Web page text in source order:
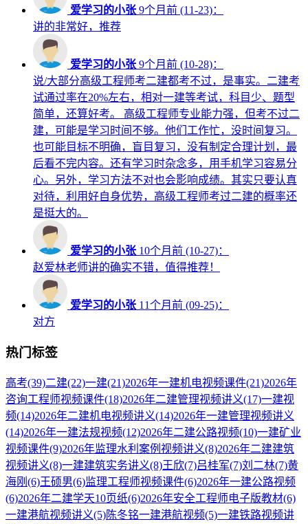
爱学习的小张 9个月前 (11-23)：
讲的非常好，推荐
爱学习的小张 9个月前 (10-28)：
说/大部分高级工程师考二建都考不过，是事实。二建考
试通过率在20%左右，相对一建等考试，科目少、题型
简单，还算好考。 高级工程师专业能力强，但考不过二
建，可能是学习时间不够。他们工作忙，没时间复习。
也可能目标不明确，盲目复习，没有制定合理计划，最
后看不完内容。还有学习时杂念多，用手机学习容易分
心。另外，学习方法不对也会影响成绩。其实只要认真
对待，利用好自身优势，高级工程师考过二建的概率还
是挺大的。
爱学习的小张 10个月前 (10-27)：
赵爱林老师讲的确实不错，值得推荐！
爱学习的小张 11个月前 (09-25)：
对方
热门标签
高考(39)二建(22)一建(21)2026年一建机电视频课件(21)2026年
咨询工程师视频课件(18)2026年二建管理视频讲义(17)一建视
频(14)2026年二建机电视频讲义(14)2026年一建管理视频讲义
(14)2026年一建法规视频(12)2026年二建公路视频(10)一建矿业
视频课件(9)2026年监理水利案例视频讲义(8)2026年二建建筑
视频讲义(8)一建建筑实务讲义(8)王欣(7)吕桂军(7)刘二林(7)黄
海刚 (6)王硕男(6)监理工程师视频课件(6)2026年一建公路视频
(6)2026年二建学天10页纸(6)2026年安全工程师电子版教材(6)
一建港航视频讲义(5)陈冬铭一建港航视频(5)一建铁路视频讲